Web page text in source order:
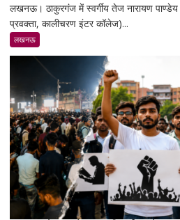
लखनऊ। ठाकुरगंज में स्वर्गीय तेज नारायण पाण्डेय
प्रवक्ता, कालीचरण इंटर कॉलेज)...
लखनऊ